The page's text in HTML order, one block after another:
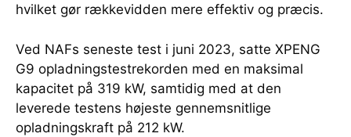
hvilket gør rækkevidden mere effektiv og præcis.
Ved NAFs seneste test i juni 2023, satte XPENG
G9 opladningstestrekorden med en maksimal
kapacitet på 319 kW, samtidig med at den
leverede testens højeste gennemsnitlige
opladningskraft på 212 kW.